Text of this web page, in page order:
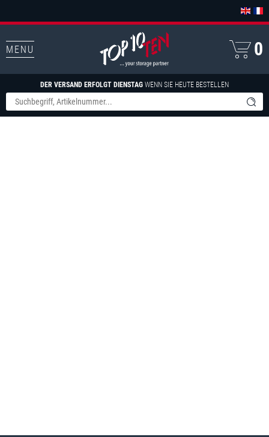
MENU
DER VERSAND ERFOLGT DIENSTAG WENN SIE HEUTE BESTELLEN
0